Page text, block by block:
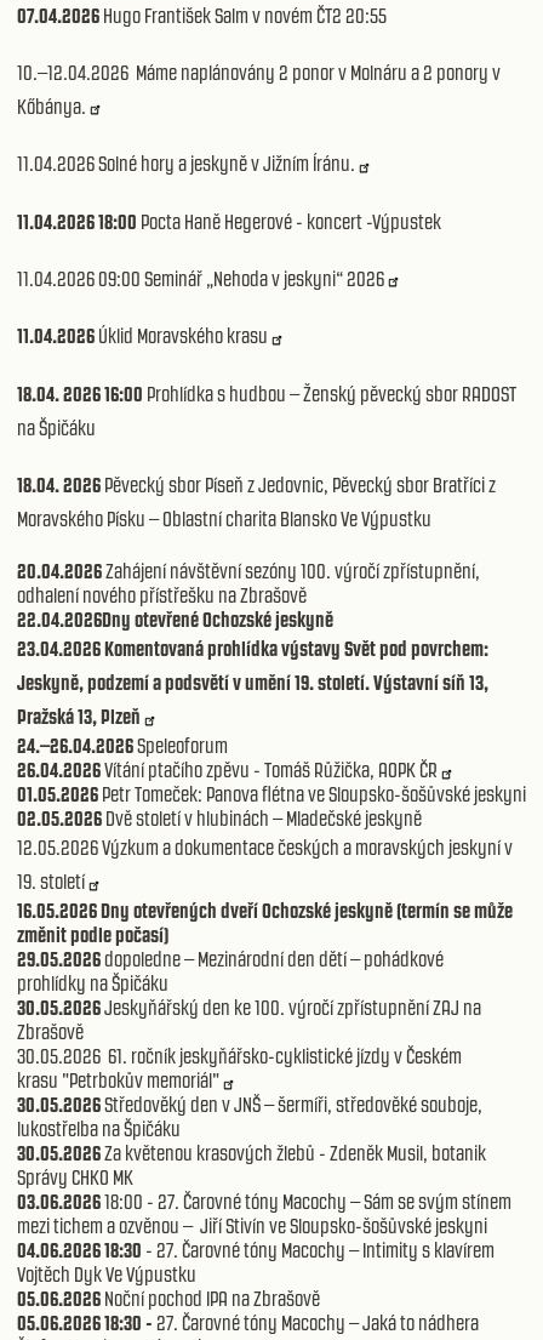
07.04.2026 Hugo František Salm v novém ČT2 20:55
10.–12.04.2026 Máme naplánovány 2 ponor v Molnáru a 2 ponory v
Kőbánya.
11.04.2026 Solné hory a jeskyně v Jižním Íránu.
11.04.2026 18:00 Pocta Haně Hegerové - koncert -Výpustek
11.04.2026 09:00 Seminář „Nehoda v jeskyni“ 2026
11.04.2026 Úklid Moravského krasu
18.04. 2026 16:00 Prohlídka s hudbou – Ženský pěvecký sbor RADOST
na Špičáku
18.04. 2026 Pěvecký sbor Píseň z Jedovnic, Pěvecký sbor Bratříci z
Moravského Písku – Oblastní charita Blansko Ve Výpustku
20.04.2026Zahájení návštěvní sezóny 100. výročí zpřístupnění,
odhalení nového přístřešku na Zbrašově
22.04.2026Dny otevřené Ochozské jeskyně
23.04.2026 Komentovaná prohlídka výstavy Svět pod povrchem:
Jeskyně, podzemí a podsvětí v umění 19. století. Výstavní síň 13,
Pražská 13, Plzeň
24.–26.04.2026Speleoforum
26.04.2026Vítání ptačího zpěvu - Tomáš Růžička, AOPK ČR
01.05.2026 Petr Tomeček: Panova flétna ve Sloupsko-šošůvské jeskyni
02.05.2026 Dvě století v hlubinách – Mladečské jeskyně
12.05.2026 Výzkum a dokumentace českých a moravských jeskyní v
19. století
16.05.2026 Dny otevřených dveří Ochozské jeskyně (termín se může
změnit podle počasí)
29.05.2026dopoledne – Mezinárodní den dětí – pohádkové
prohlídky na Špičáku
30.05.2026Jeskyňářský den ke 100. výročí zpřístupnění ZAJ na
Zbrašově
30.05.2026 61. ročník jeskyňářsko-cyklistické jízdy v Českém
krasu "Petrbokův memoriál"
30.05.2026Středověký den v JNŠ – šermíři, středověké souboje,
lukostřelba na Špičáku
30.05.2026Za květenou krasových žlebů - Zdeněk Musil, botanik
Správy CHKO MK
03.06.202618:00 - 27. Čarovné tóny Macochy – Sám se svým stínem
mezi tichem a ozvěnou – Jiří Stivín ve Sloupsko-šošůvské jeskyni
04.06.2026 18:30 - 27. Čarovné tóny Macochy – Intimity s klavírem
Vojtěch Dyk Ve Výpustku
05.06.2026 Noční pochod IPA na Zbrašově
05.06.202618:30 - 27. Čarovné tóny Macochy – Jaká to nádhera